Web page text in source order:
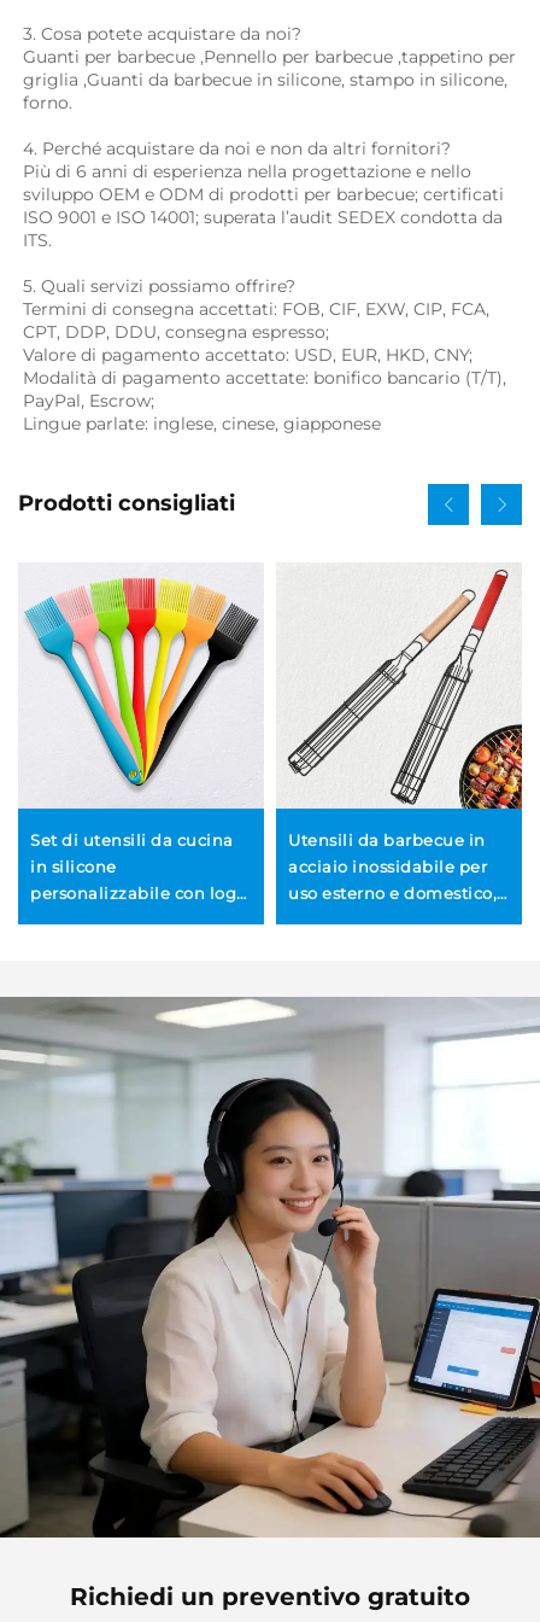
3. Cosa potete acquistare da noi?
Guanti per barbecue ,Pennello per barbecue ,tappetino per
griglia ,Guanti da barbecue in silicone, stampo in silicone,
forno.
4. Perché acquistare da noi e non da altri fornitori?
Più di 6 anni di esperienza nella progettazione e nello
sviluppo OEM e ODM di prodotti per barbecue; certificati
ISO 9001 e ISO 14001; superata l’audit SEDEX condotta da
ITS.
5. Quali servizi possiamo offrire?
Termini di consegna accettati: FOB, CIF, EXW, CIP, FCA,
CPT, DDP, DDU, consegna espresso;
Valore di pagamento accettato: USD, EUR, HKD, CNY;
Modalità di pagamento accettate: bonifico bancario (T/T),
PayPal, Escrow;
Lingue parlate: inglese, cinese, giapponese
Prodotti consigliati
Set di utensili da cucina
in silicone
personalizzabile con logo,
spennellare l’olio durante
le grigliate BBQ
Utensili da barbecue in
acciaio inossidabile per
uso esterno e domestico,
griglia per verdure,
gabbia metallica e altri
attrezzi
Richiedi un preventivo gratuito